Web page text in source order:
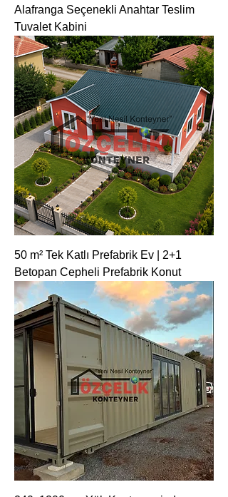
Alafranga Seçenekli Anahtar Teslim
Tuvalet Kabini
50 m² Tek Katlı Prefabrik Ev | 2+1
Betopan Cepheli Prefabrik Konut